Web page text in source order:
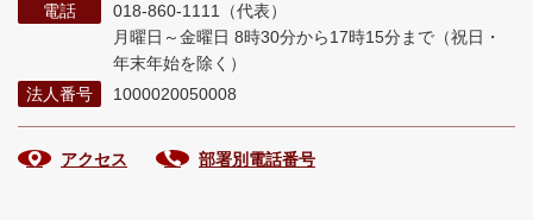
電話
018-860-1111（代表）
月曜日～金曜日 8時30分から17時15分まで （祝日・
年末年始を除く）
法人番号
1000020050008
アクセス 部署別電話番号